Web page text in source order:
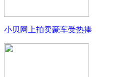
小贝网上拍卖豪车受热捧